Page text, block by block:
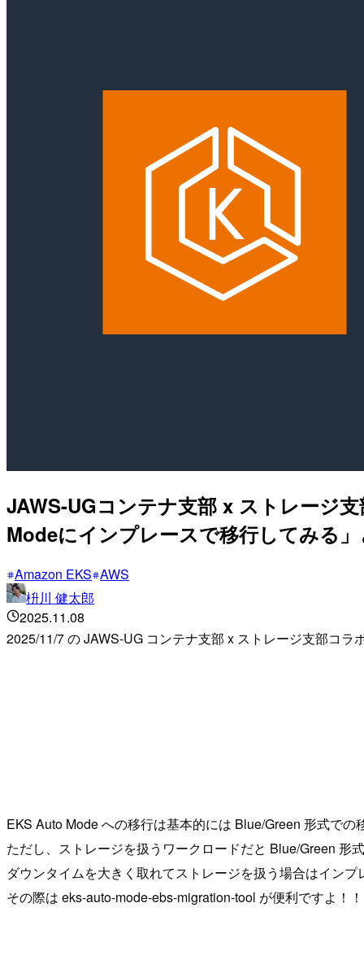
JAWS-UGコンテナ支部 x ストレージ
Modeにインプレースで移行してみる
Amazon EKS AWS
枡川 健太郎
2025.11.08
2025/11/7 の JAWS-UG コンテナ支部 x ストレージ支部コ
EKS Auto Mode への移行は基本的には Blue/Green 形式での
ただし、ストレージを扱うワークロードだと Blue/Green 形
ダウンタイムを大きく取れてストレージを扱う場合はイン
その際は eks-auto-mode-ebs-migration-tool が便利ですよ！！